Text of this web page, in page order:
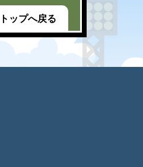
トップへ戻る